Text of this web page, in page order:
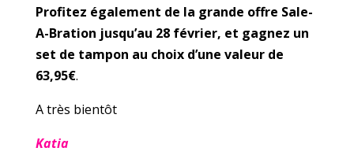
Profitez également de la grande offre Sale-
A-Bration jusqu’au 28 février, et gagnez un
set de tampon au choix d’une valeur de
63,95€.
A très bientôt
Katia